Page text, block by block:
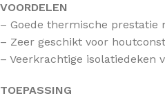
DAKISOLATIE
Hellend dak isolatie
Platdak isolatie
VOORDELEN
– Goede thermische prestatie
– Zeer geschikt voor
– Veerkrachtige isolatiedeken
TOEPASSING